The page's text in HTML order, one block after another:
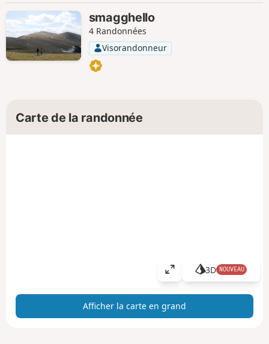
smagghello
4 Randonnées
Visorandonneur
Carte de la randonnée
A
c
3D NOUVEAU
Afficher la carte en grand